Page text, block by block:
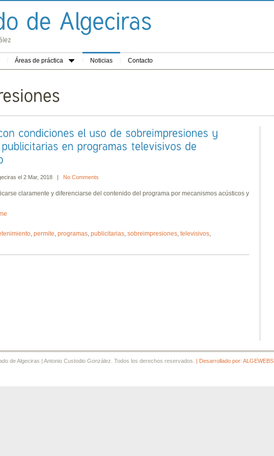
Áreas de práctica Noticias Contacto
el 2 Mar, 2018 | No Comments
claramente y diferenciarse del contenido del programa por mecanismos acústicos y
, permite, programas, publicitarias, sobreimpresiones, televisivos,
de Algeciras | Antonio Custodio González. Todos los derechos reservados. | Desarrollado por: ALGEWEBS